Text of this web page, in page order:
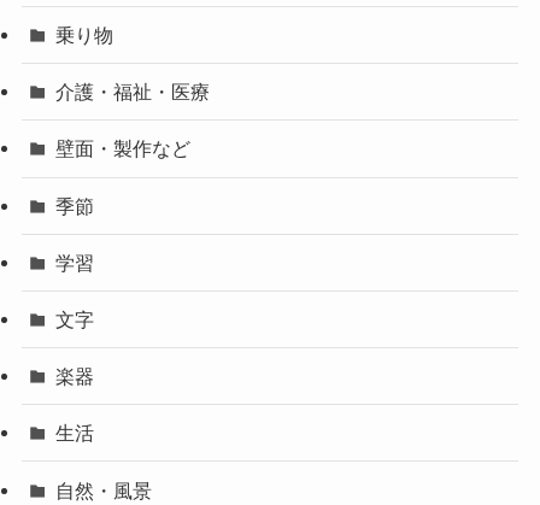
乗り物
介護・福祉・医療
壁面・製作など
季節
学習
文字
楽器
生活
自然・風景